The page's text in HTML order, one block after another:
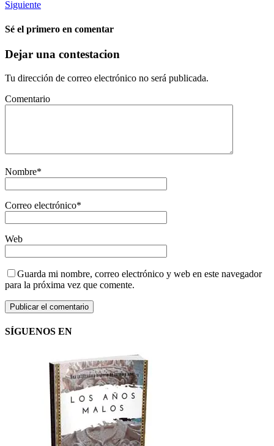
Siguiente
Sé el primero en comentar
Dejar una contestacion
Tu dirección de correo electrónico no será publicada.
Comentario
Nombre*
Correo electrónico*
Web
Guarda mi nombre, correo electrónico y web en este navegador
para la próxima vez que comente.
SÍGUENOS EN